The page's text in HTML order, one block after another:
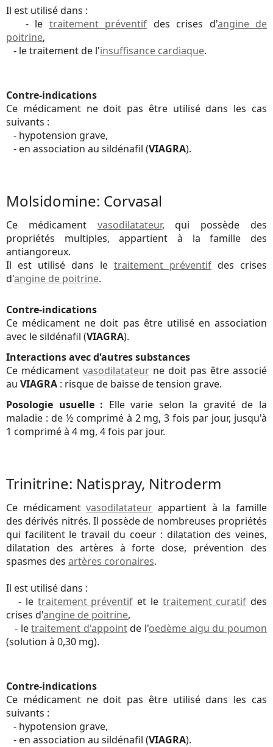
Il est utilisé dans :
- le traitement préventif des crises d'angine de
poitrine,
- le traitement de l'insuffisance cardiaque.
Contre-indications
Ce médicament ne doit pas être utilisé dans les cas
suivants :
- hypotension grave,
- en association au sildénafil (VIAGRA).
Molsidomine: Corvasal
Ce médicament vasodilatateur, qui possède des
propriétés multiples, appartient à la famille des
antiangoreux.
Il est utilisé dans le traitement préventif des crises
d'angine de poitrine.
Contre-indications
Ce médicament ne doit pas être utilisé en association
avec le sildénafil (VIAGRA).
Interactions avec d'autres substances
Ce médicament vasodilatateur ne doit pas être associé
au VIAGRA : risque de baisse de tension grave.
Posologie usuelle : Elle varie selon la gravité de la
maladie : de ½ comprimé à 2 mg, 3 fois par jour, jusqu'à
1 comprimé à 4 mg, 4 fois par jour.
Trinitrine: Natispray, Nitroderm
Ce médicamentvasodilatateur appartient à la famille
des dérivés nitrés. Il possède de nombreuses propriétés
qui facilitent le travail du coeur : dilatation des veines,
dilatation des artères à forte dose, prévention des
spasmes des artères coronaires.
Il est utilisé dans :
- le traitement préventif et le traitement curatif des
crises d'angine de poitrine,
- letraitement d'appointde l'oedème aigu du poumon
(solution à 0,30 mg).
Contre-indications
Ce médicament ne doit pas être utilisé dans les cas
suivants :
- hypotension grave,
- en association au sildénafil (VIAGRA).